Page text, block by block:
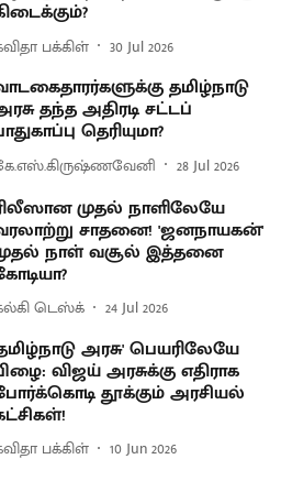
பக்கிள் 30 Jul 2026
தமிழ்நாடு
தந்த அதிரடி சட்டப்
தெரியுமா?
28 Jul 2026
முதல் நாளிலேயே
சாதனை! 'ஜனநாயகன்'
நாள் வசூல் இத்தனை
டெஸ்க் 24 Jul 2026
அரசு' பெயரிலேயே
விஜய் அரசுக்கு எதிராக
தூக்கும் அரசியல்
பக்கிள் 10 Jun 2026